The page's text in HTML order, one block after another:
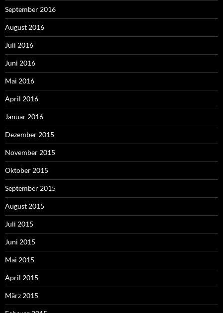
September 2016
August 2016
Juli 2016
Juni 2016
Mai 2016
April 2016
Januar 2016
Dezember 2015
November 2015
Oktober 2015
September 2015
August 2015
Juli 2015
Juni 2015
Mai 2015
April 2015
März 2015